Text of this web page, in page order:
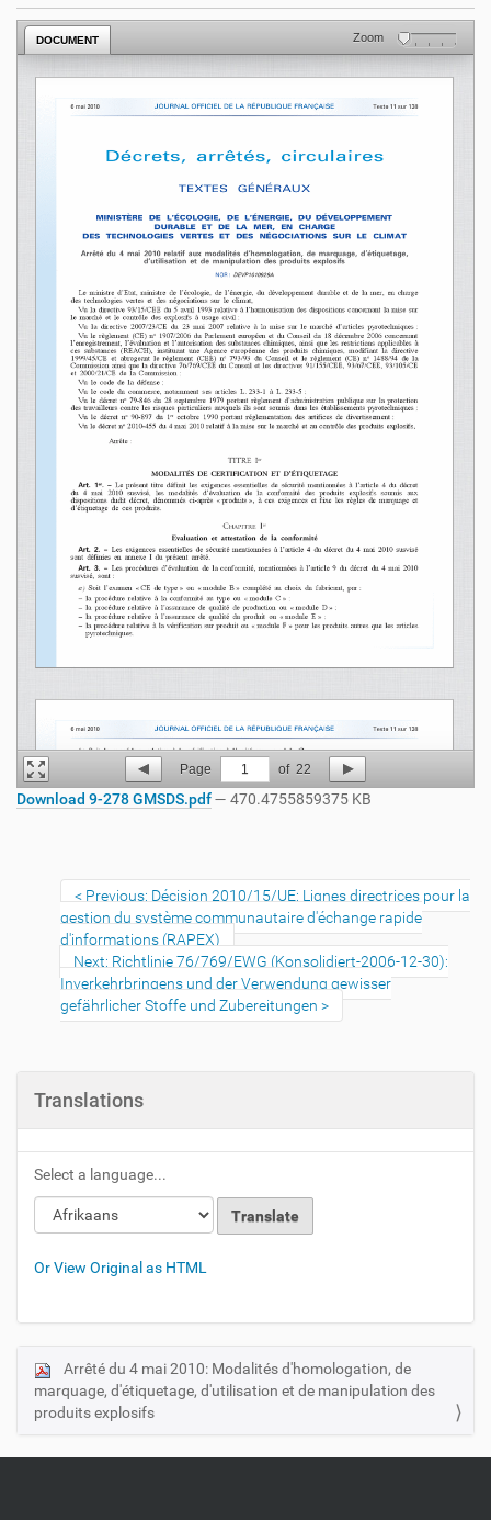
DOCUMENT Zoom
Page 1 of 22
Download 9-278 GMSDS.pdf— 470.4755859375 KB
Previous: Décision 2010/15/UE: Lignes directrices pour la
gestion du système communautaire d'échange rapide
d'informations (RAPEX)
Next: Richtlinie 76/769/EWG (Konsolidiert-2006-12-30):
Inverkehrbringens und der Verwendung gewisser
gefährlicher Stoffe und Zubereitungen
Translations
Select a language...
Or View Original as HTML
N
a
v
i
Arrêté du 4 mai 2010: Modalités d'homologation, de
marquage, d'étiquetage, d'utilisation et de manipulation des
produits explosifs